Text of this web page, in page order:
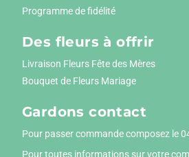
Programme de fidélité
Des fleurs à offrir
Livraison Fleurs Fête des Mères
Bouquet de Fleurs Mariage
Gardons contact
Pour passer commande composez le
Pour toutes informations sur votre